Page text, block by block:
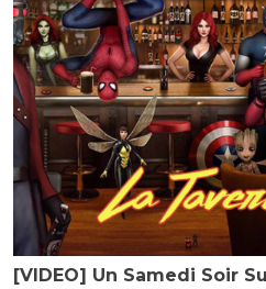
[VIDEO] Un Samedi Soir